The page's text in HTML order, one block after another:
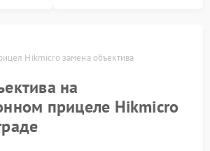
Hikmicro замена объектива
на
прицеле Hikmicro